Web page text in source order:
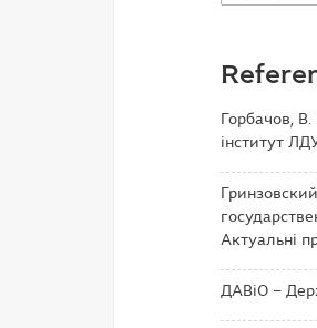
Горбачов,
інститут
Актуальні
ДАВіО –